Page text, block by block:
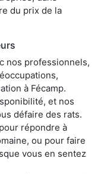
du prix de la
nos professionnels,
à Fécamp.
et nos
défaire des rats.
répondre à
ou pour faire
vous en sentez